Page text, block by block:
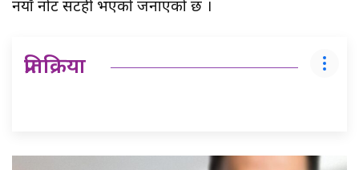
नयाँ नोट सटही भएको जनाएको छ ।
प्रतिक्रिया